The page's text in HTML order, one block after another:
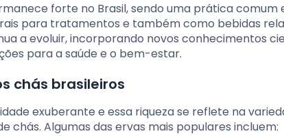
forte no Brasil, sendo uma prática comum
para tratamentos e também como bebidas
a evoluir, incorporando novos conhecimentos
para a saúde e o bem-estar.
chás brasileiros
exuberante e essa riqueza se reflete na
chás. Algumas das ervas mais populares incluem: